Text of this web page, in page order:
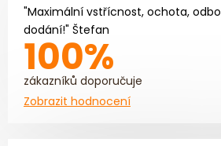
"Maximální vstřícnost, ochota,
dodání!" Štefan
100%
zákazníků doporučuje
Zobrazit hodnocení